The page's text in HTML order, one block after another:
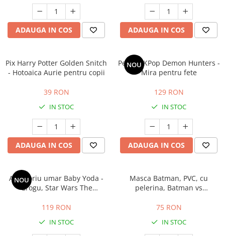
ADAUGA IN COS ADAUGA IN COS
Pix Harry Potter Golden Snitch
- Hotoaica Aurie pentru copii
39 RON
IN STOC
ADAUGA IN COS
NOU
Peruca KPop Demon Hunters -
Mira pentru fete
129 RON
IN STOC
ADAUGA IN COS
NOU
Accesoriu umar Baby Yoda -
Grogu, Star Wars The
119 RON
IN STOC
Masca Batman, PVC, cu
pelerina, Batman vs
75 RON
IN STOC